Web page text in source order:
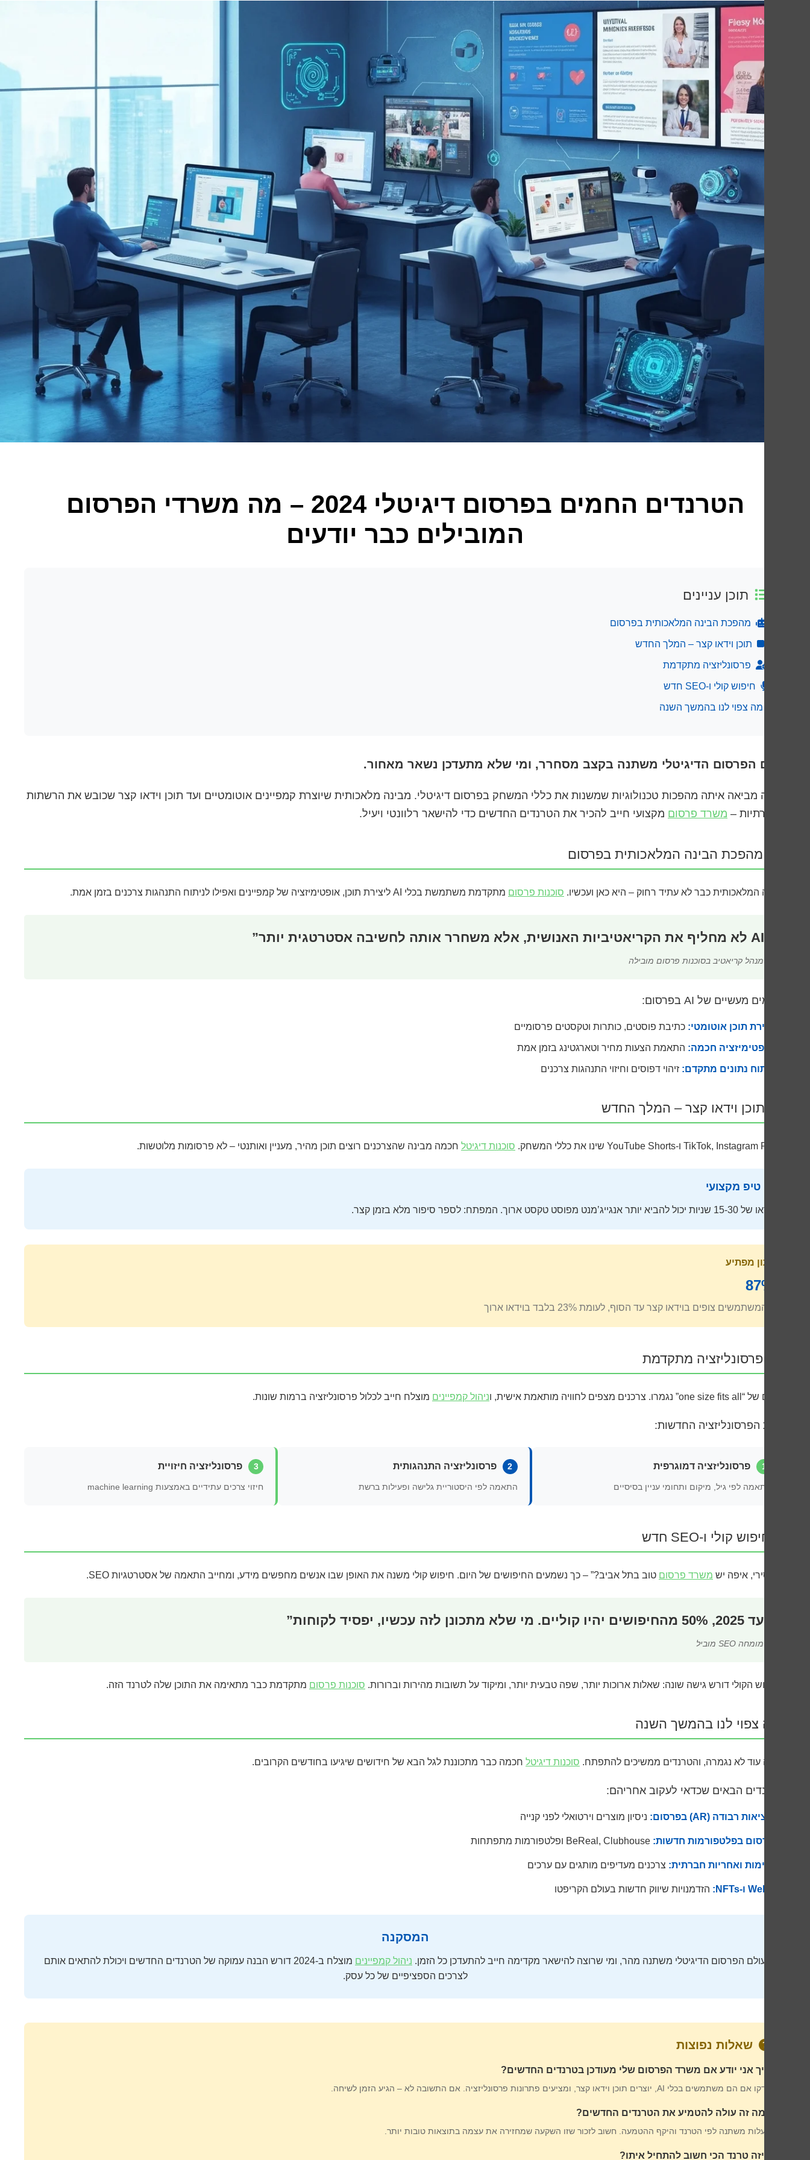
הטרנדים החמים בפרסום דיגיטלי 2024 – מה משרדי הפרסום
המובילים כבר יודעים
תוכן עניינים
מהפכת הבינה המלאכותית בפרסום
תוכן וידאו קצר – המלך החדש
פרסונליזציה מתקדמת
חיפוש קולי ו-SEO חדש
מה צפוי לנו בהמשך השנה
עולם הפרסום הדיגיטלי משתנה בקצב מסחרר, ומי שלא מתעדכן נשאר מאחור.
השנה מביאה איתה מהפכות טכנולוגיות שמשנות את כללי המשחק בפרסום דיגיטלי. מבינה מלאכותית שיוצרת קמפיינים אוטומטיים ועד תוכן וידאו קצר שכובש את הרשתות
החברתיות – משרד פרסום מקצועי חייב להכיר את הטרנדים החדשים כדי להישאר רלוונטי ויעיל.
מהפכת הבינה המלאכותית בפרסום
הבינה המלאכותית כבר לא עתיד רחוק – היא כאן ועכשיו. סוכנות פרסום מתקדמת משתמשת בכלי AI ליצירת תוכן, אופטימיזציה של קמפיינים ואפילו לניתוח התנהגות צרכנים בזמן אמת.
– מנהל קריאטיב בסוכנות פרסום מובילה
יישומים מעשיים של AI בפרסום:
יצירת תוכן אוטומטי: כתיבת פוסטים, כותרות וטקסטים פרסומיים
אופטימיזציה חכמה: התאמת הצעות מחיר וטארגטינג בזמן אמת
ניתוח נתונים מתקדם: זיהוי דפוסים וחיזוי התנהגות צרכנים
תוכן וידאו קצר – המלך החדש
TikTok, Instagram Reels ו-YouTube Shorts שינו את כללי המשחק. סוכנות דיגיטל חכמה מבינה שהצרכנים רוצים תוכן מהיר, מעניין ואותנטי – לא פרסומות מלוטשות.
טיפ מקצועי
וידאו של 15-30 שניות יכול להביא יותר אנגייג’מנט מפוסט טקסט ארוך. המפתח: לספר סיפור מלא בזמן קצר.
נתון מפתיע
87%
מהמשתמשים צופים בוידאו קצר עד הסוף, לעומת 23% בלבד בוידאו ארוך
פרסונליזציה מתקדמת
הימים של “one size fits all” נגמרו. צרכנים מצפים לחוויה מותאמת אישית, ו ניהול קמפיינים מוצלח חייב לכלול פרסונליזציה ברמות שונות.
רמות הפרסונליזציה החדשות:
1 פרסונליזציה דמוגרפית
התאמה לפי גיל, מיקום ותחומי עניין בסיסיים
2 פרסונליזציה התנהגותית
התאמה לפי היסטוריית גלישה ופעילות ברשת
3 פרסונליזציה חיזויית
חיזוי צרכים עתידיים באמצעות machine learning
חיפוש קולי ו-SEO חדש
“היי סירי, איפה יש משרד פרסום טוב בתל אביב?” – כך נשמעים החיפושים של היום. חיפוש קולי משנה את האופן שבו אנשים מחפשים מידע, ומחייב התאמה של אסטרטגיות SEO.
“עד 2025, 50% מהחיפושים יהיו קוליים. מי שלא מתכונן לזה עכשיו, יפסיד לקוחות”
– מומחה SEO מוביל
החיפוש הקולי דורש גישה שונה: שאלות ארוכות יותר, שפה טבעית יותר, ומיקוד על תשובות מהירות וברורות. סוכנות פרסום מתקדמת כבר מתאימה את התוכן שלה לטרנד הזה.
מה צפוי לנו בהמשך השנה
השנה עוד לא נגמרה, והטרנדים ממשיכים להתפתח. סוכנות דיגיטל חכמה כבר מתכוננת לגל הבא של חידושים שיגיעו בחודשים הקרובים.
הטרנדים הבאים שכדאי לעקוב אחריהם:
מציאות רבודה (AR) בפרסום: ניסיון מוצרים וירטואלי לפני קנייה
פרסום בפלטפורמות חדשות:
קיימות ואחריות חברתית: צרכנים מעדיפים מותגים עם ערכים
Web3 ו-NFTs: הזדמנויות שיווק חדשות בעולם הקריפטו
המסקנה
עולם הפרסום הדיגיטלי משתנה מהר, ומי שרוצה להישאר מקדימה חייב להתעדכן כל הזמן. ניהול קמפיינים
מוצלח ב-2024 דורש הבנה עמוקה של הטרנדים החדשים ויכולת להתאים אותם
לצרכים הספציפיים של כל עסק.
שאלות נפוצות
איך אני יודע אם משרד הפרסום שלי מעודכן בטרנדים החדשים?
בדקו אם הם משתמשים בכלי AI, יוצרים תוכן וידאו קצר, ומציעים פתרונות פרסונליזציה. אם התשובה לא – הגיע הזמן לשיחה.
כמה זה עולה להטמיע את הטרנדים החדשים?
העלות משתנה לפי הטרנד והיקף ההטמעה. חשוב לזכור שזו השקעה שמחזירה את עצמה בתוצאות טובות יותר.
איזה טרנד הכי חשוב להתחיל איתו?